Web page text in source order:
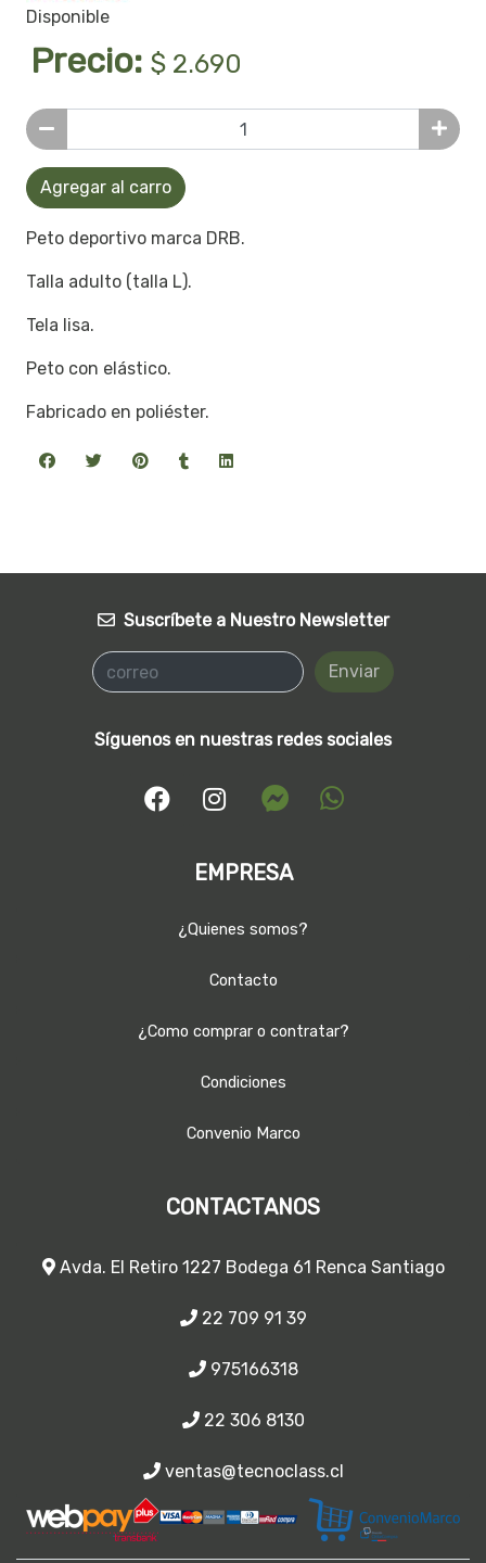
Disponible
Precio: $ 2.690
Agregar al carro
Peto deportivo marca DRB.
Talla adulto (talla L).
Tela lisa.
Peto con elástico.
Fabricado en poliéster.
Suscríbete a Nuestro Newsletter
Enviar
Síguenos en nuestras redes sociales
EMPRESA
¿Quienes somos?
Contacto
¿Como comprar o contratar?
Condiciones
Convenio Marco
CONTACTANOS
Avda. El Retiro 1227 Bodega 61 Renca Santiago
22 709 91 39
975166318
22 306 8130
ventas@tecnoclass.cl